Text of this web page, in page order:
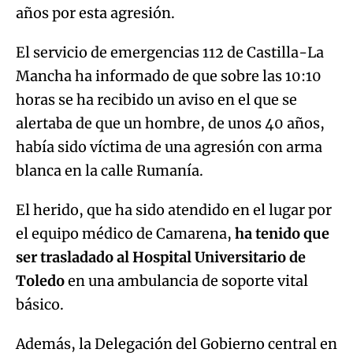
años por esta agresión.
El servicio de emergencias 112 de Castilla-La
Mancha ha informado de que sobre las 10:10
horas se ha recibido un aviso en el que se
alertaba de que un hombre, de unos 40 años,
había sido víctima de una agresión con arma
blanca en la calle Rumanía.
El herido, que ha sido atendido en el lugar por
el equipo médico de Camarena, ha tenido que
ser trasladado al Hospital Universitario de
Toledoen una ambulancia de soporte vital
básico.
Además, la Delegación del Gobierno central en